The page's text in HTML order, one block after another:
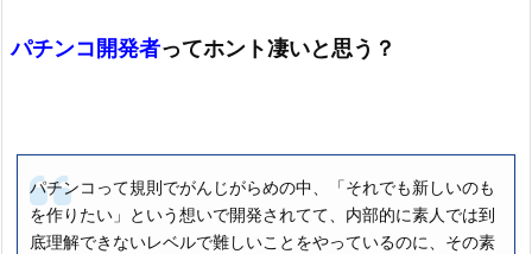
パチンコ開発者ってホント凄いと思う？
パチンコって規則でがんじがらめの中、「それでも新しいのも
を作りたい」という想いで開発されてて、内部的に素人では到
底理解できないレベルで難しいことをやっているのに、その素